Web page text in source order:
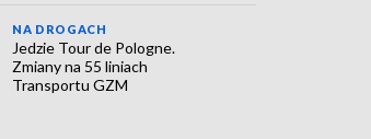
NA DROGACH
Jedzie Tour de Pologne.
Zmiany na 55 liniach
Transportu GZM